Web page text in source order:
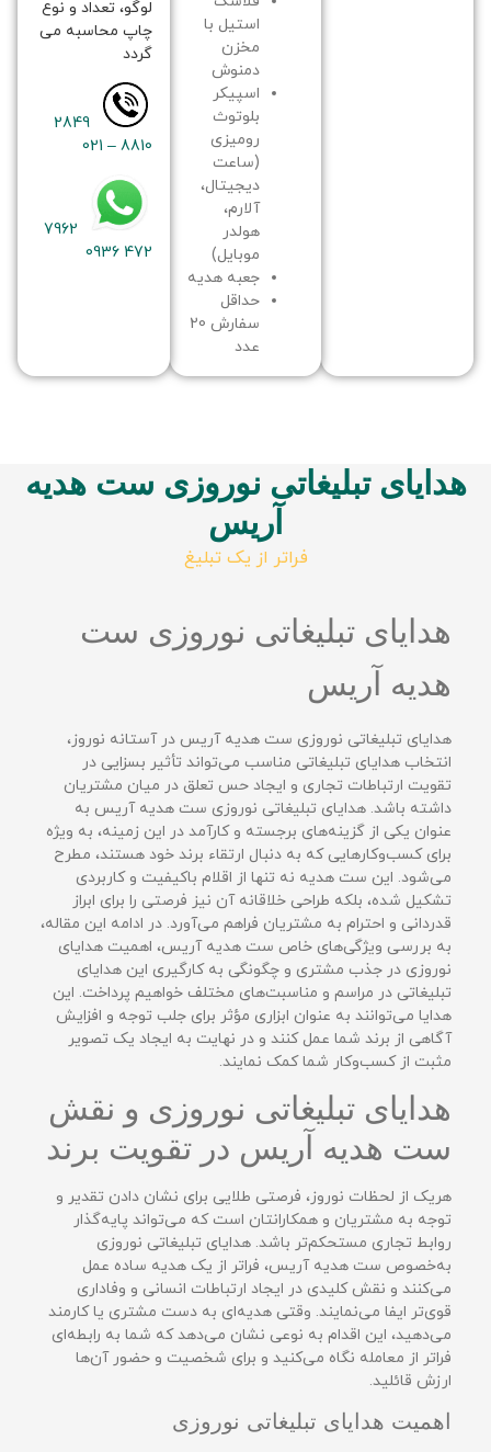
استیل با
مخزن
دمنوش
اسپیکر
بلوتوث
رومیزی
(ساعت
دیجیتال،
آلارم،
هولدر
موبایل)
جعبه هدیه
حداقل
سفارش 20
عدد
لوگو، تعداد و نوع
چاپ محاسبه می
گردد
2849
8810 – 021
7962
472 0936
هدایای تبلیغاتی نوروزی ست هدیه
آریس
فراتر از یک تبلیغ
هدایای تبلیغاتی نوروزی ست
هدیه آریس
هدایای تبلیغاتی نوروزی ست هدیه آریس در آستانه نوروز،
انتخاب هدایای تبلیغاتی مناسب می‌تواند تأثیر بسزایی در
تقویت ارتباطات تجاری و ایجاد حس تعلق در میان مشتریان
داشته باشد. هدایای تبلیغاتی نوروزی ست هدیه آریس به
عنوان یکی از گزینه‌های برجسته و کارآمد در این زمینه، به ویژه
برای کسب‌وکارهایی که به دنبال ارتقاء برند خود هستند، مطرح
می‌شود. این ست هدیه نه تنها از اقلام باکیفیت و کاربردی
تشکیل شده، بلکه طراحی خلاقانه آن نیز فرصتی را برای ابراز
قدردانی و احترام به مشتریان فراهم می‌آورد. در ادامه این مقاله،
به بررسی ویژگی‌های خاص ست هدیه آریس، اهمیت هدایای
نوروزی در جذب مشتری و چگونگی به کارگیری این هدایای
تبلیغاتی در مراسم و مناسبت‌های مختلف خواهیم پرداخت. این
هدایا می‌توانند به عنوان ابزاری مؤثر برای جلب توجه و افزایش
آگاهی از برند شما عمل کنند و در نهایت به ایجاد یک تصویر
مثبت از کسب‌وکار شما کمک نمایند.
هدایای تبلیغاتی نوروزی و نقش
ست هدیه آریس در تقویت برند
هریک از لحظات نوروز، فرصتی طلایی برای نشان دادن تقدیر و
توجه به مشتریان و همکارانتان است که می‌تواند پایه‌گذار
روابط تجاری مستحکم‌تر باشد. هدایای تبلیغاتی نوروزی
به‌خصوص ست هدیه آریس، فراتر از یک هدیه ساده عمل
می‌کنند و نقش کلیدی در ایجاد ارتباطات انسانی و وفاداری
قوی‌تر ایفا می‌نمایند. وقتی هدیه‌ای به دست مشتری یا کارمند
می‌دهید، این اقدام به نوعی نشان می‌دهد که شما به رابطه‌ای
فراتر از معامله نگاه می‌کنید و برای شخصیت و حضور آن‌ها
ارزش قائلید.
اهمیت هدایای تبلیغاتی نوروزی